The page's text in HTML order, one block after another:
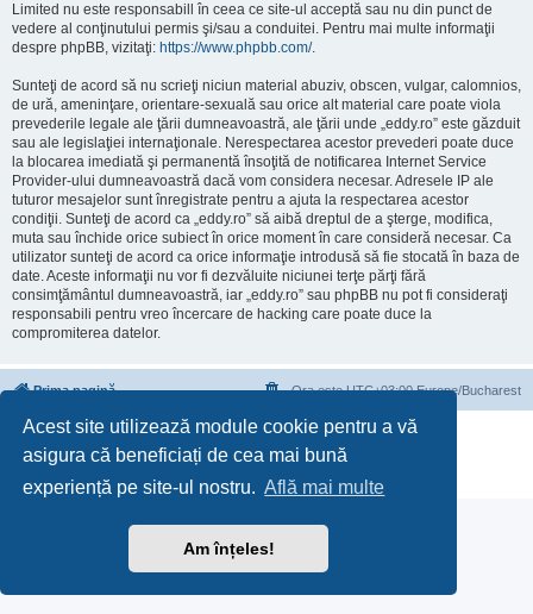
Acest site utilizează module cookie pentru a vă
asigura că beneficiați de cea mai bună
experiență pe site-ul nostru. Află mai multe
Am înțeles!
Limited nu este responsabill în ceea ce site-ul acceptă sau nu din punct de
vedere al conţinutului permis şi/sau a conduitei. Pentru mai multe informaţii
despre phpBB, vizitaţi: https://www.phpbb.com/.
Sunteţi de acord să nu scrieţi niciun material abuziv, obscen, vulgar, calomnios,
de ură, ameninţare, orientare-sexuală sau orice alt material care poate viola
prevederile legale ale ţării dumneavoastră, ale ţării unde „eddy.ro” este găzduit
sau ale legislaţiei internaţionale. Nerespectarea acestor prevederi poate duce
la blocarea imediată şi permanentă însoţită de notificarea Internet Service
Provider-ului dumneavoastră dacă vom considera necesar. Adresele IP ale
tuturor mesajelor sunt înregistrate pentru a ajuta la respectarea acestor
condiţii. Sunteţi de acord ca „eddy.ro” să aibă dreptul de a şterge, modifica,
muta sau închide orice subiect în orice moment în care consideră necesar. Ca
utilizator sunteţi de acord ca orice informaţie introdusă să fie stocată în baza de
date. Aceste informaţii nu vor fi dezvăluite niciunei terţe părţi fără
consimţământul dumneavoastră, iar „eddy.ro” sau phpBB nu pot fi consideraţi
responsabili pentru vreo încercare de hacking care poate duce la
compromiterea datelor.
Prima pagină Ora este UTC+03:00 Europe/Bucharest
Furnizat dephpBB® Forum Software © phpBB Limited
Translation/Traducere:phpBB România